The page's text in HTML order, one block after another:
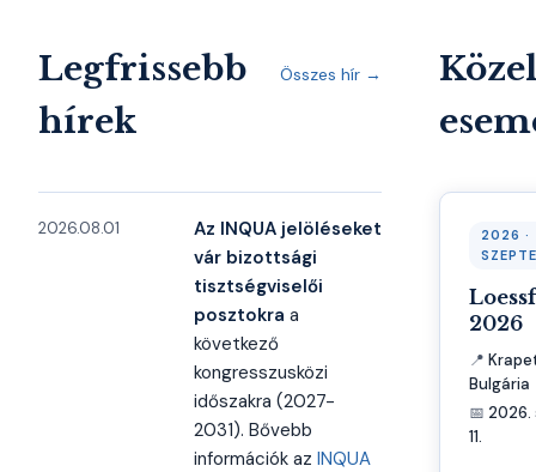
Legfrissebb
hírek
Összes hír →
2026.08.01
Az INQUA jelöléseket
vár bizottsági
tisztségviselői
posztokra a
következő
kongresszusközi
időszakra (2027-
2031). Bővebb
információk az INQUA
2026 ·
2026
📍
Bulgária
📅 2026.
11.